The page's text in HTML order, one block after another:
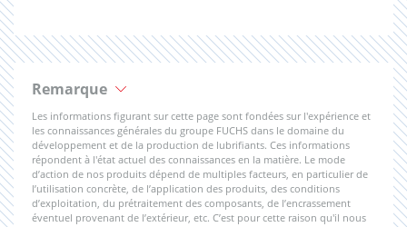
Remarque
Les informations figurant sur cette page sont fondées sur l'expérience et
les connaissances générales du groupe FUCHS dans le domaine du
développement et de la production de lubrifiants. Ces informations
répondent à l'état actuel des connaissances en la matière. Le mode
d’action de nos produits dépend de multiples facteurs, en particulier de
l’utilisation concrète, de l’application des produits, des conditions
d’exploitation, du prétraitement des composants, de l’encrassement
éventuel provenant de l’extérieur, etc. C’est pour cette raison qu'il nous